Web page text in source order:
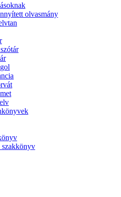
olvasmány
szakkönyv